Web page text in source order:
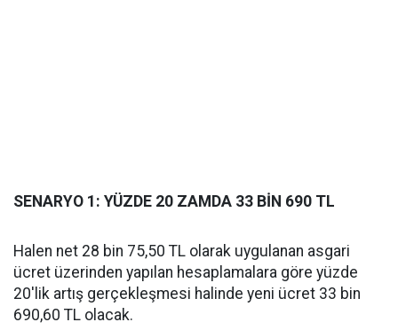
SENARYO 1: YÜZDE 20 ZAMDA 33 BİN 690 TL
Halen net 28 bin 75,50 TL olarak uygulanan asgari
ücret üzerinden yapılan hesaplamalara göre yüzde
20'lik artış gerçekleşmesi halinde yeni ücret 33 bin
690,60 TL olacak.